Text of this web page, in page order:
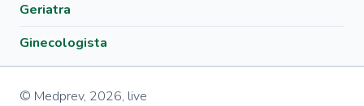
Geriatra
Ginecologista
© Medprev, 2026, live